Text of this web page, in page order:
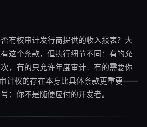
有权审计发行商提供的收入报表？大
这个条款，但执行细节不同：有的允
，有的只允许年度审计，有的需要你
计权的存在本身比具体条款更重要——
：你不是随便应付的开发者。